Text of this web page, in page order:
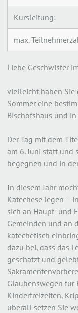
Kursleitung:
max.
Liebe Geschwister
vielleicht haben Sie
Sommer eine
Bischofshaus und
Der Tag mit dem
am 6. Juni statt und
begegnen und in
In diesem Jahr
Katechese legen –
sich an Haupt- und
Gemeinden und an
katechetisch
dazu bei, dass das
geschätzt und
Glaubenswegen für
Kinderfreizeiten,
überall setzen Sie